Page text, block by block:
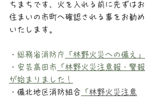
ちまちです、火を入れる前に先ずはお
住まいの市町へ確認される事をお勧め
いたします。
・ 総務省消防庁
「林野火災への備え」
・ 安芸高田市
「林野火災注意報・警報
が始まりました！
・備北地区消防組合 「 林野火災注意